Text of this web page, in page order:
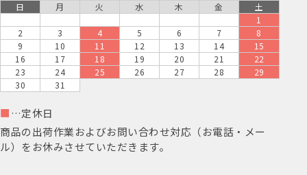
日 月 火 水 木 金
土
1
2
3 4 5 6 7
8
9
10 11 12 13 14
15
16
17 18 19 20 21
22
23
24 25 26 27 28
29
30
31
■ …定休日
商品の出荷作業およびお問い合わせ対応（お電話・メー
ル）をお休みさせていただきます。